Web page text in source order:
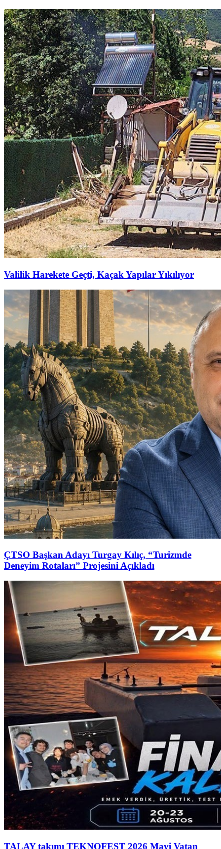
Valilik Harekete Geçti, Kaçak Yapılar Yıkılıyor
ÇTSO Başkan Adayı Turgay Kılıç, “Turizmde
Deneyim Rotaları” Projesini Açıkladı
TALAY takımı TEKNOFEST 2026 Mavi Vatan